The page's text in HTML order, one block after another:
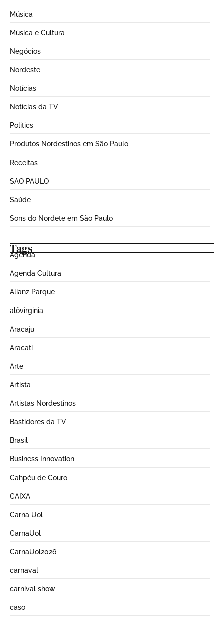
Música
Música e Cultura
Negócios
Nordeste
Notícias
Notícias da TV
Politics
Produtos Nordestinos em São Paulo
Receitas
SAO PAULO
Saúde
Sons do Nordete em São Paulo
Tags
Agenda
Agenda Cultura
Alianz Parque
alôvirginia
Aracaju
Aracati
Arte
Artista
Artistas Nordestinos
Bastidores da TV
Brasil
Business Innovation
Cahpéu de Couro
CAIXA
Carna Uol
CarnaUol
CarnaUol2026
carnaval
carnival show
caso